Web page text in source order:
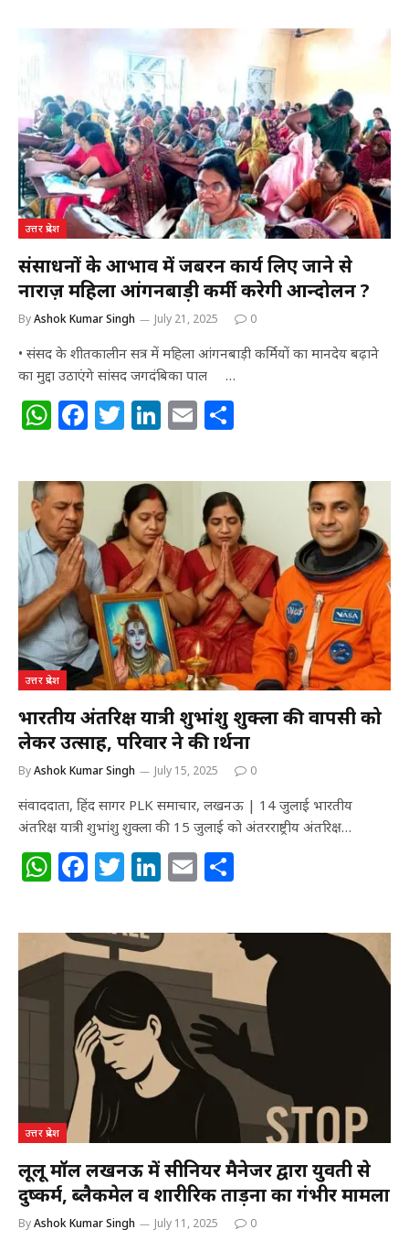
at
p
p
c
e
o
o
k
itt
e
r
k
e
dI
n
ai
l
उत्तर प्रदेश
संसाधनों के आभाव में जबरन कार्य लिए जाने से
नाराज़ महिला आंगनबाड़ी कर्मी करेगी आन्दोलन ?
ByAshok Kumar Singh July 21, 2025 0
• संसद के शीतकालीन सत्र में महिला आंगनबाड़ी कर्मियों का मानदेय बढ़ाने
का मुद्दा उठाएंगे सांसद जगदंबिका पाल …
W
h
at
s
A
p
p
F
a
c
b
o
o
k
T
w
itt
e
r
Li
n
k
e
dI
n
E
m
ai
l
ar
e
उत्तर प्रदेश
भारतीय अंतरिक्ष यात्री शुभांशु शुक्ला की वापसी को
लेकर उत्साह, परिवार ने की प्रार्थना
ByAshok Kumar Singh July 15, 2025 0
संवाददाता, हिंद सागर PLK समाचार, लखनऊ | 14 जुलाई भारतीय
अंतरिक्ष यात्री शुभांशु शुक्ला की 15 जुलाई को अंतरराष्ट्रीय अंतरिक्ष…
W
at
s
F
c
e
b
o
o
k
T
itt
e
r
Li
k
e
dI
n
E
ai ar
e
उत्तर प्रदेश
लूलू मॉल लखनऊ में सीनियर मैनेजर द्वारा युवती से
दुष्कर्म, ब्लैकमेल व शारीरिक प्रताड़ना का गंभीर मामला
ByAshok Kumar Singh July 11, 2025 0